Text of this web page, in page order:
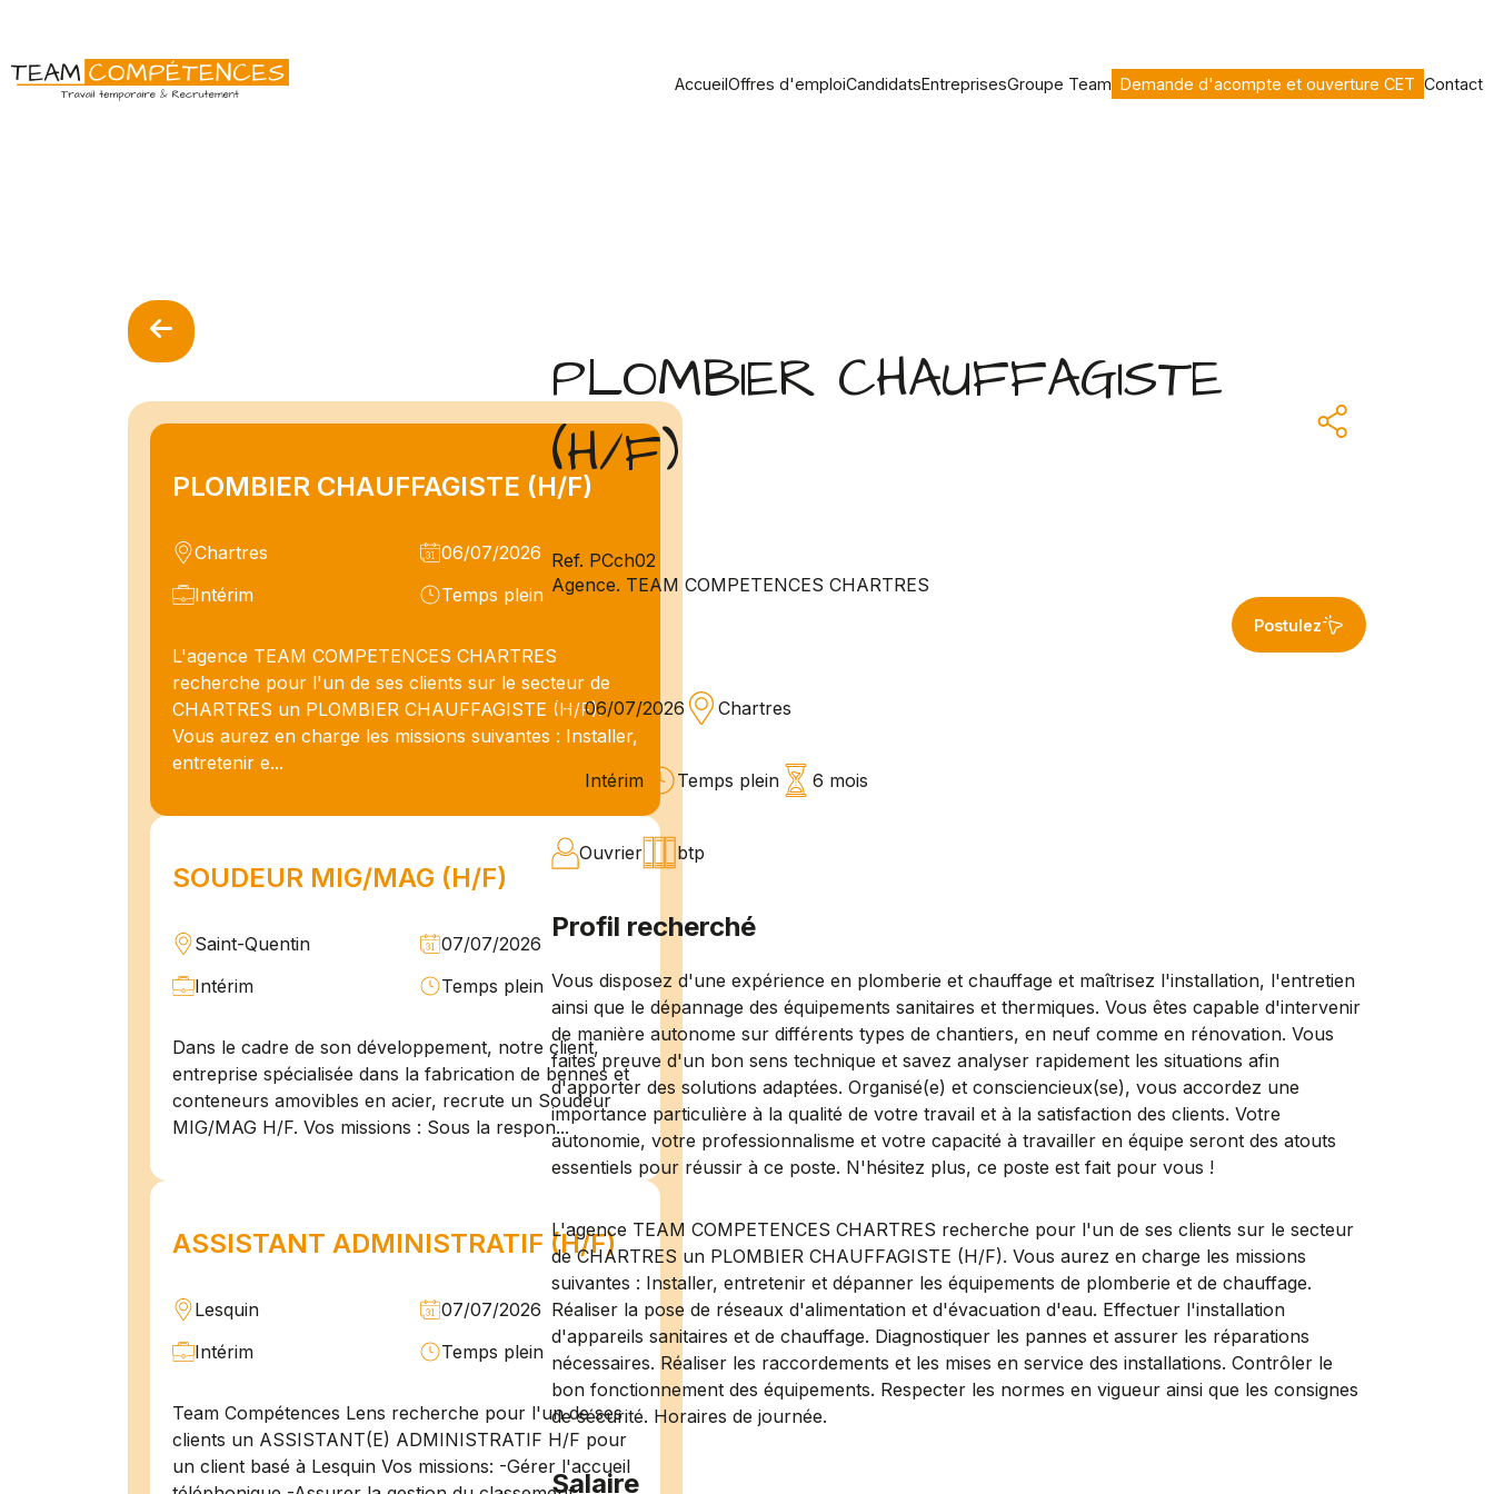
AccueilOffres d'emploiCandidatsEntreprisesGroupe Team Demande d'acompte et ouverture CET Contact
PLOMBIER CHAUFFAGISTE (H/F)
Chartres
06/07/2026
Intérim
Temps plein
L'agence TEAM COMPETENCES CHARTRES
recherche pour l'un de ses clients sur le secteur de
CHARTRES un PLOMBIER CHAUFFAGISTE (H/F).
Vous aurez en charge les missions suivantes : Installer,
entretenir e...
SOUDEUR MIG/MAG (H/F)
Saint-Quentin
07/07/2026
Intérim
Temps plein
Dans le cadre de son développement, notre client,
entreprise spécialisée dans la fabrication de bennes et
conteneurs amovibles en acier, recrute un Soudeur
MIG/MAG H/F. Vos missions : Sous la respon...
ASSISTANT ADMINISTRATIF (H/F)
Lesquin
07/07/2026
Intérim
Temps plein
Team Compétences Lens recherche pour l'un de ses
clients un ASSISTANT(E) ADMINISTRATIF H/F pour
un client basé à Lesquin Vos missions: -Gérer l'accueil
PLOMBIER CHAUFFAGISTE
(H/F)
Ref. PCch02
Agence. TEAM COMPETENCES CHARTRES
Postulez
06/07/2026 Chartres
Intérim Temps plein 6 mois
Ouvrier btp
Profil recherché
Vous disposez d'une expérience en plomberie et chauffage et maîtrisez l'installation, l'entretien
ainsi que le dépannage des équipements sanitaires et thermiques. Vous êtes capable d'intervenir
de manière autonome sur différents types de chantiers, en neuf comme en rénovation. Vous
faites preuve d'un bon sens technique et savez analyser rapidement les situations afin
d'apporter des solutions adaptées. Organisé(e) et consciencieux(se), vous accordez une
importance particulière à la qualité de votre travail et à la satisfaction des clients. Votre
autonomie, votre professionnalisme et votre capacité à travailler en équipe seront des atouts
essentiels pour réussir à ce poste. N'hésitez plus, ce poste est fait pour vous !
L'agence TEAM COMPETENCES CHARTRES recherche pour l'un de ses clients sur le secteur
de CHARTRES un PLOMBIER CHAUFFAGISTE (H/F). Vous aurez en charge les missions
suivantes : Installer, entretenir et dépanner les équipements de plomberie et de chauffage.
Réaliser la pose de réseaux d'alimentation et d'évacuation d'eau. Effectuer l'installation
d'appareils sanitaires et de chauffage. Diagnostiquer les pannes et assurer les réparations
nécessaires. Réaliser les raccordements et les mises en service des installations. Contrôler le
bon fonctionnement des équipements. Respecter les normes en vigueur ainsi que les consignes
de sécurité. Horaires de journée.
Salaire